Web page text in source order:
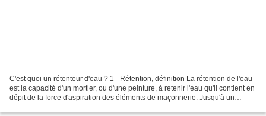
C'est quoi un rétenteur d'eau ? 1 - Rétention, définition La rétention de l'eau
est la capacité d'un mortier, ou d'une peinture, à retenir l'eau qu'il contient en
dépit de la force d'aspiration des éléments de maçonnerie. Jusqu'à un